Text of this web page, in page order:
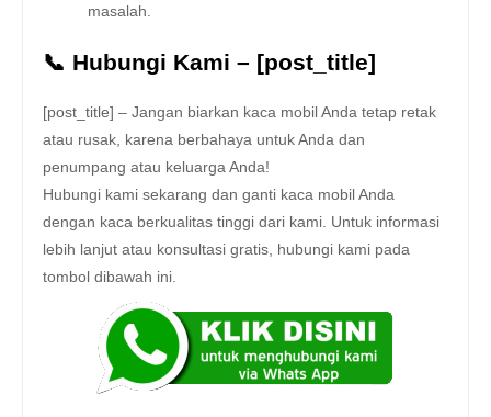
masalah.
📞 Hubungi Kami – [post_title]
[post_title] – Jangan biarkan kaca mobil Anda tetap retak
atau rusak, karena berbahaya untuk Anda dan
penumpang atau keluarga Anda!
Hubungi kami sekarang dan ganti kaca mobil Anda
dengan kaca berkualitas tinggi dari kami. Untuk informasi
lebih lanjut atau konsultasi gratis, hubungi kami pada
tombol dibawah ini.